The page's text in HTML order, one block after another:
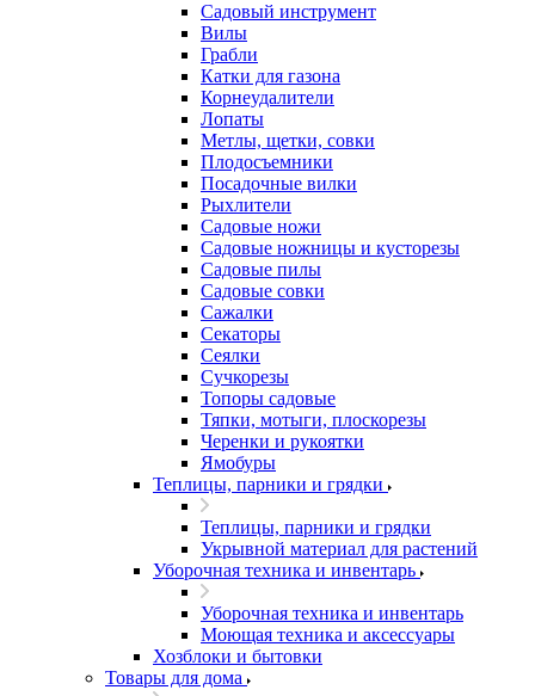
Садовый инструмент
Вилы
Грабли
Катки для газона
Корнеудалители
Лопаты
Метлы, щетки, совки
Плодосъемники
Посадочные вилки
Рыхлители
Садовые ножи
Садовые ножницы и кусторезы
Садовые пилы
Садовые совки
Сажалки
Секаторы
Сеялки
Сучкорезы
Топоры садовые
Тяпки, мотыги, плоскорезы
Черенки и рукоятки
Ямобуры
Теплицы, парники и грядки
Теплицы, парники и грядки
Укрывной материал для растений
Уборочная техника и инвентарь
Уборочная техника и инвентарь
Моющая техника и аксессуары
Хозблоки и бытовки
Товары для дома